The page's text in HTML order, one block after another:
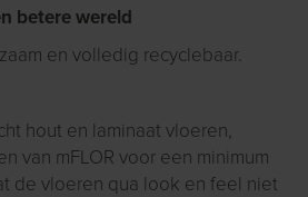
betere wereld
en volledig recyclebaar.
hout en laminaat vloeren,
van mFLOR voor een minimum
de vloeren qua look en feel niet